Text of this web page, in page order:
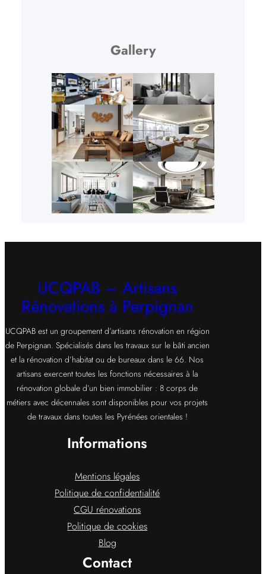
Gallery
UCQPAB – Artisans
Rénovations à Perpignan
UCQPAB est un groupement d’artisans rénovation en région
de Perpignan. Spécialisés dans les travaux sur le bâti ancien
et la rénovation d’habitat ou de bureaux dans le 66. Nos
artisans exercent toutes les fonctions nécessaires à la
rénovation globale d’un bien immobilier : 8 corps de
métiers avec décennales sont disponibles pour vos projets
de travaux dans toutes les Pyrénées orientales !
Informations
Mentions légales
Politique de confidentialité
CGU rénovations
Politique de cookies
Blog
Contact